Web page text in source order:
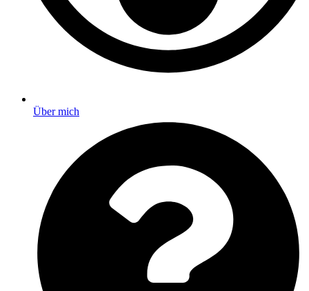
Über mich